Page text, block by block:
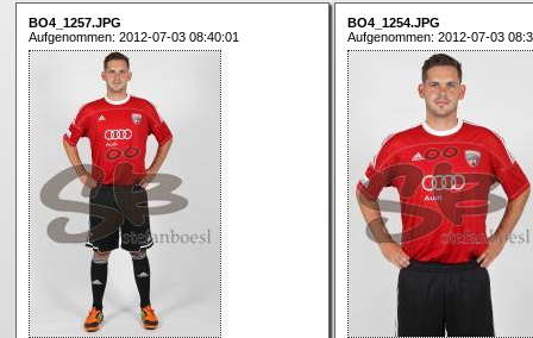
BO4_1257.JPG
Aufgenommen: 2012-07-03 08:40:01
BO4_1254.JPG
Aufgenommen: 2012-07-03